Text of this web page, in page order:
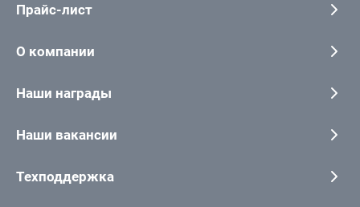
Прайс-лист
О компании
Наши награды
Наши вакансии
Техподдержка